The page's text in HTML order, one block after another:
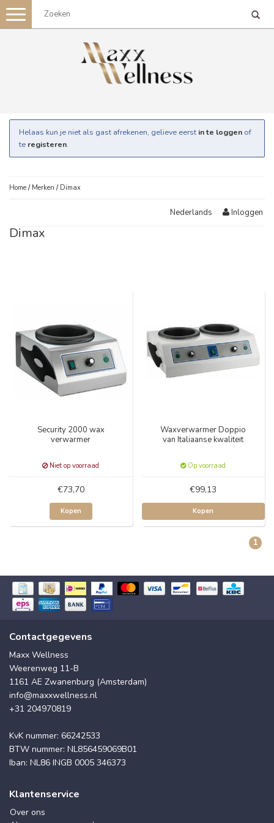
Toggle
navigation
Helaas kun je niet als gast afrekenen, gelieve eerst in te loggen of
te registeren.
Home / Merken / Dimax
Nederlands Inloggen
Dimax
Security 2000 wax
verwarmer
Niet op voorraad
€73,70
Kopen
Waxverwarmer Doppio
van Italiaanse kwaliteit
Op voorraad
€99,13
Kopen
1
Contactgegevens
Maxx Wellness
Weerenweg 11-B
1161 AE Zwanenburg (Amsterdam)
info@maxxwellness.nl
+31 204970819
KvK nummer: 66242533
BTW nummer: NL856459069B01
Iban: NL86 INGB 0005 346373
Klantenservice
Over ons